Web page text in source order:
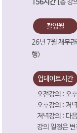
156시간[총 강
촬영월
26년 7월 재무
행)
업데이트시간
오전강의 : 오
오후강의 : 저
저녁강의 : 다
강의 일정은